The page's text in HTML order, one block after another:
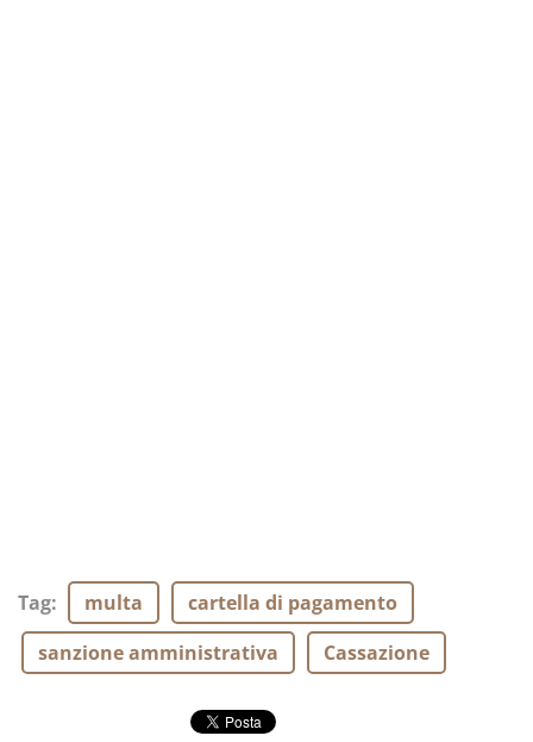
Tag: multa
cartella di pagamento
sanzione amministrativa
Cassazione